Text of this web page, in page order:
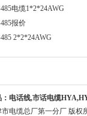
电缆1*2*24AWG
报价
2*2*24AWG
电话线,市话电缆
市电缆总厂第一分厂 版权